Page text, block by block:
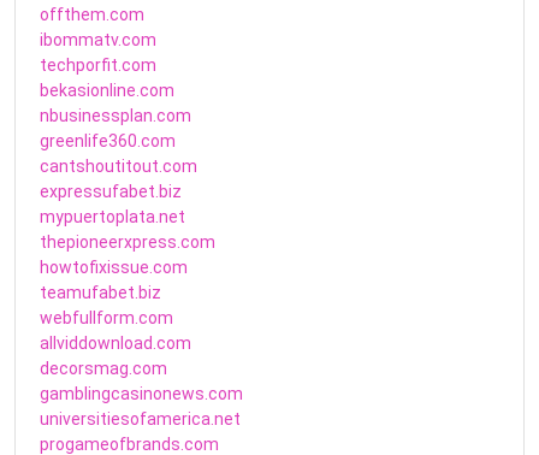
offthem.com
ibommatv.com
techporfit.com
bekasionline.com
nbusinessplan.com
greenlife360.com
cantshoutitout.com
expressufabet.biz
mypuertoplata.net
thepioneerxpress.com
howtofixissue.com
teamufabet.biz
webfullform.com
allviddownload.com
decorsmag.com
gamblingcasinonews.com
universitiesofamerica.net
progameofbrands.com